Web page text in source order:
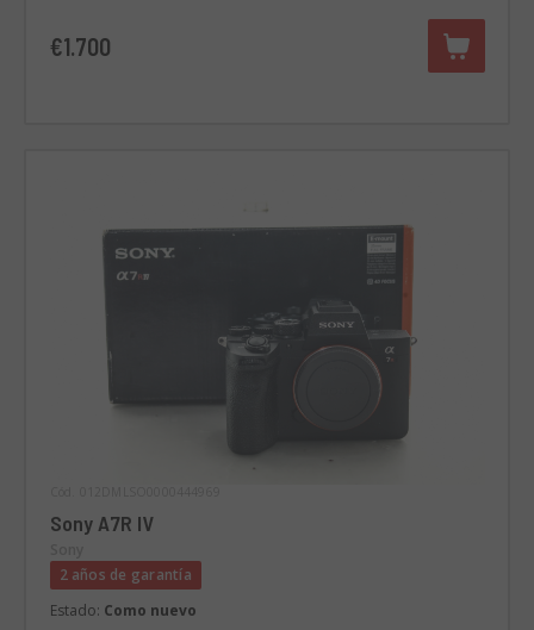
€1.700
Sony A7R IV
2 años de garantía
Estado: Como nuevo